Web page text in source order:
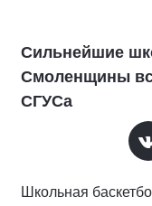
Сильнейшие
Смоленщины
СГУСа
Школьная